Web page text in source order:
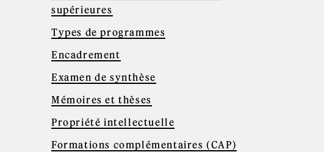
supérieures
Types de programmes
Encadrement
Examen de synthèse
Mémoires et thèses
Propriété intellectuelle
Formations complémentaires (CAP)